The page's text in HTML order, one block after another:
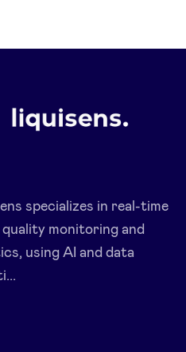
specializes in real-time
monitoring and
using AI and data